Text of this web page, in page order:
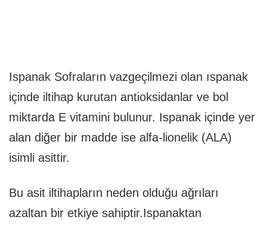
Ispanak Sofraların vazgeçilmezi olan ıspanak
içinde iltihap kurutan antioksidanlar ve bol
miktarda E vitamini bulunur. Ispanak içinde yer
alan diğer bir madde ise alfa-lionelik (ALA)
isimli asittir.
Bu asit iltihapların neden olduğu ağrıları
azaltan bir etkiye sahiptir.Ispanaktan